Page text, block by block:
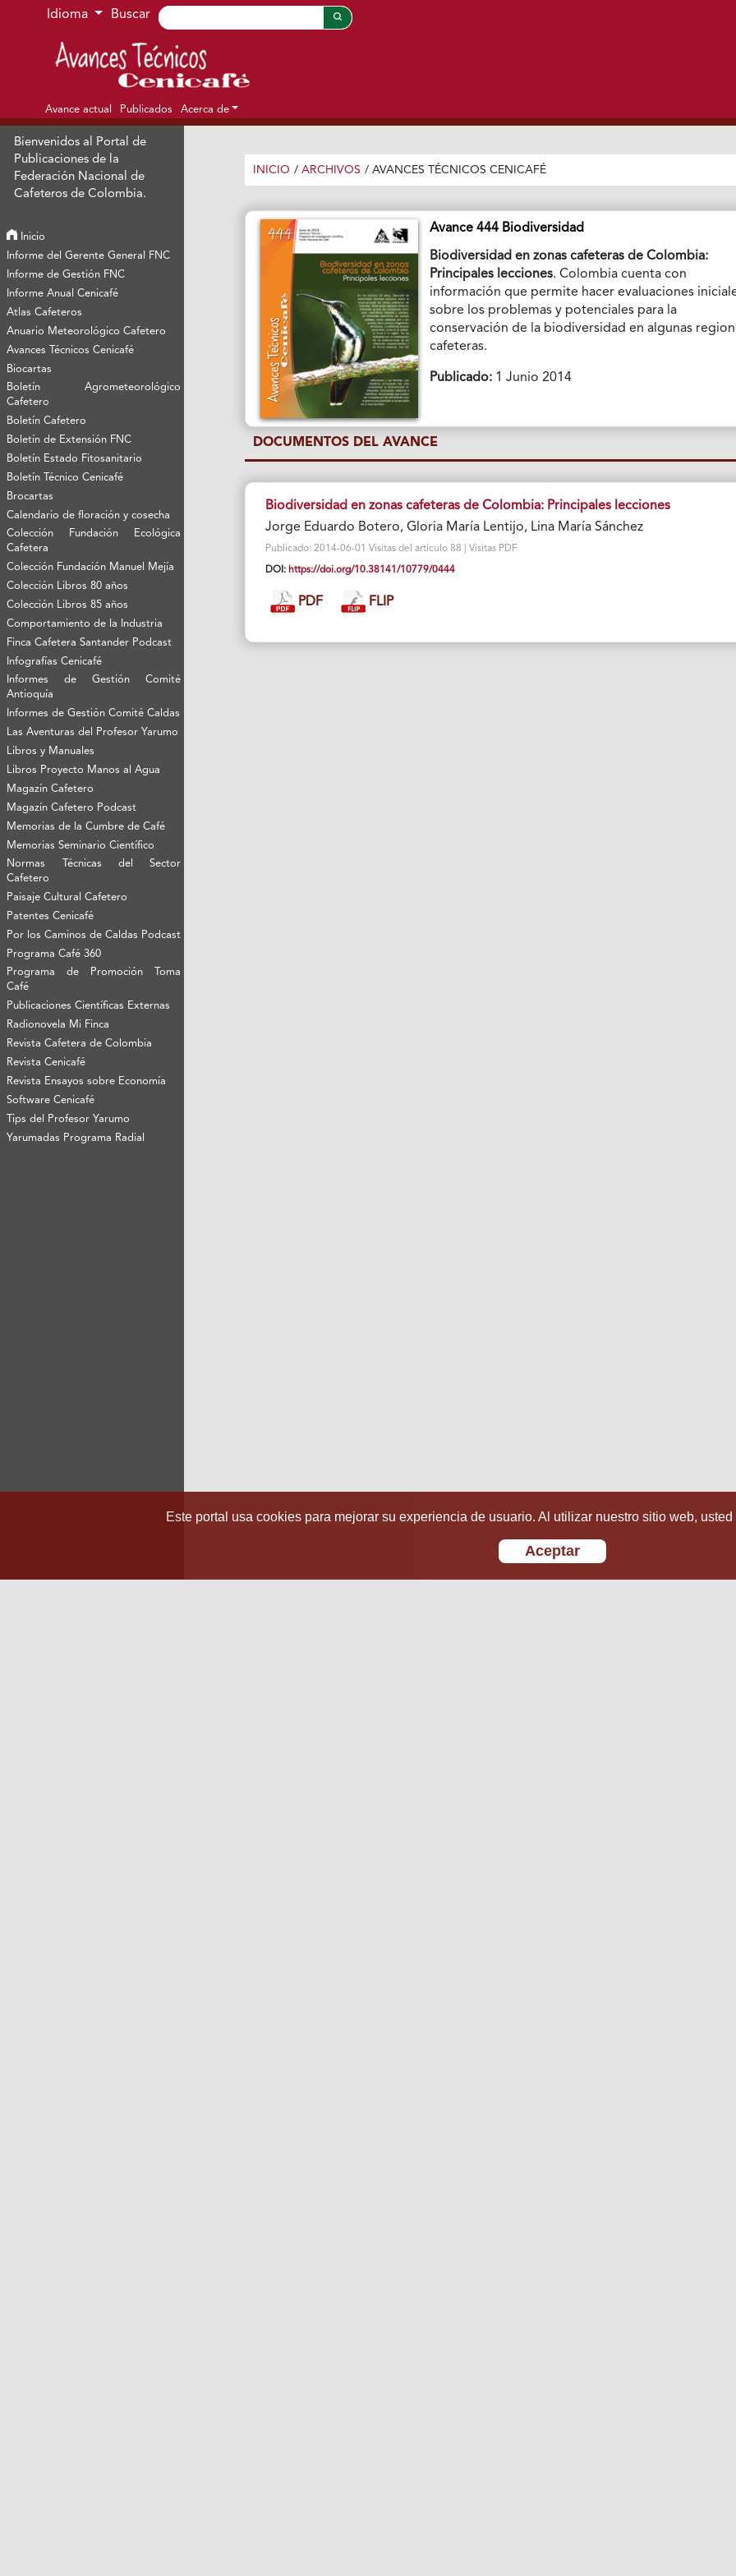
Ir al menú de navegación principal
Ir al contenido principal
Ir al pie de página del sitio
Idioma Buscar
Avance actual Publicados Acerca de
Bienvenidos al Portal de
Publicaciones de la
Federación Nacional de
Cafeteros de Colombia.
Inicio
Informe del Gerente General FNC
Informe de Gestión FNC
Informe Anual Cenicafé
Atlas Cafeteros
Anuario Meteorológico Cafetero
Avances Técnicos Cenicafé
Biocartas
Boletín Agrometeorológico
Cafetero
Boletín Cafetero
Boletín de Extensión FNC
Boletín Estado Fitosanitario
Boletín Técnico Cenicafé
Brocartas
Calendario de floración y cosecha
Colección Fundación Ecológica
Cafetera
Colección Fundación Manuel Mejía
Colección Libros 80 años
Colección Libros 85 años
Comportamiento de la Industria
Finca Cafetera Santander Podcast
Infografías Cenicafé
Informes de Gestión Comité
Antioquía
Informes de Gestión Comité Caldas
Las Aventuras del Profesor Yarumo
Libros y Manuales
Libros Proyecto Manos al Agua
Magazín Cafetero
Magazín Cafetero Podcast
Memorias de la Cumbre de Café
Memorias Seminario Científico
Normas Técnicas del Sector
Cafetero
Paisaje Cultural Cafetero
Patentes Cenicafé
Por los Caminos de Caldas Podcast
Programa Café 360
Programa de Promoción Toma
Café
Publicaciones Científicas Externas
Radionovela Mi Finca
Revista Cafetera de Colombia
Revista Cenicafé
Revista Ensayos sobre Economía
Software Cenicafé
Tips del Profesor Yarumo
Yarumadas Programa Radial
INICIO / ARCHIVOS / AVANCES TÉCNICOS CENICAFÉ
Avance 444 Biodiversidad
Biodiversidad en zonas cafeteras de Colombia:
Principales lecciones. Colombia cuenta con
información que permite hacer evaluaciones
sobre los problemas y potenciales para la
conservación de la biodiversidad en algunas
cafeteras.
Publicado: 1 Junio 2014
DOCUMENTOS DEL AVANCE
Biodiversidad en zonas cafeteras de Colombia: Principales lecciones
Jorge Eduardo Botero, Gloria María Lentijo, Lina María Sánchez
Publicado: 2014-06-01 Visitas del artículo 88 | Visitas PDF
DOI: https://doi.org/10.38141/10779/0444
PDF FLIP
Este portal usa cookies para mejorar su experiencia de usuario. Al utilizar nuestro sitio web,
Aceptar